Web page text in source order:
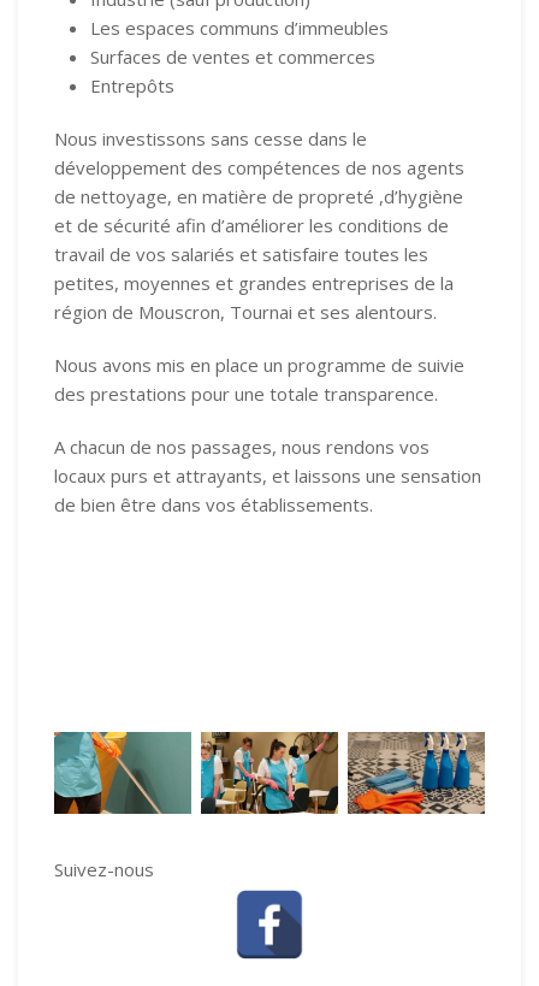
Les espaces communs d’immeubles
Surfaces de ventes et commerces
Entrepôts
Nous investissons sans cesse dans le
développement des compétences de nos agents
de nettoyage, en matière de propreté ,d’hygiène
et de sécurité afin d’améliorer les conditions de
travail de vos salariés et satisfaire toutes les
petites, moyennes et grandes entreprises de la
région de Mouscron, Tournai et ses alentours.
Nous avons mis en place un programme de suivie
des prestations pour une totale transparence.
A chacun de nos passages, nous rendons vos
locaux purs et attrayants, et laissons une sensation
de bien être dans vos établissements.
Suivez-nous